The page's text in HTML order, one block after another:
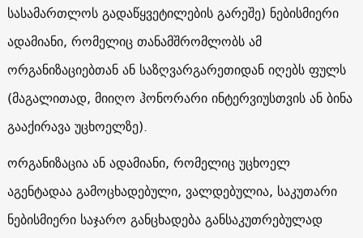
სასამართლოს გადაწყვეტილების გარეშე) ნებისმიერი
ადამიანი, რომელიც თანამშრომლობს ამ
ორგანიზაციებთან ან საზღვარგარეთიდან იღებს ფულს
(მაგალითად, მიიღო ჰონორარი ინტერვიუსთვის ან ბინა
გააქირავა უცხოელზე).
ორგანიზაცია ან ადამიანი, რომელიც უცხოელ
აგენტადაა გამოცხადებული, ვალდებულია, საკუთარი
ნებისმიერი საჯარო განცხადება განსაკუთრებულად